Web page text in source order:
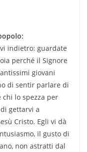
indietro: guardate
perché il Signore
giovani
di sentir parlare di
chi lo spezza per
gettarvi a
Cristo. Egli vi dà
il gusto di
non astratti dal